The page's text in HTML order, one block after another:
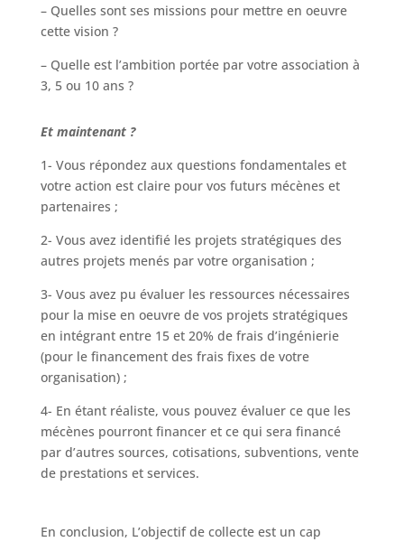
– Quelles sont ses missions pour mettre en oeuvre
cette vision ?
– Quelle est l’ambition portée par votre association à
3, 5 ou 10 ans ?
Et maintenant ?
1- Vous répondez aux questions fondamentales et
votre action est claire pour vos futurs mécènes et
partenaires ;
2- Vous avez identifié les projets stratégiques des
autres projets menés par votre organisation ;
3- Vous avez pu évaluer les ressources nécessaires
pour la mise en oeuvre de vos projets stratégiques
en intégrant entre 15 et 20% de frais d’ingénierie
(pour le financement des frais fixes de votre
organisation) ;
4- En étant réaliste, vous pouvez évaluer ce que les
mécènes pourront financer et ce qui sera financé
par d’autres sources, cotisations, subventions, vente
de prestations et services.
En conclusion, L’objectif de collecte est un cap